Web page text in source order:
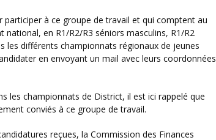
en R1/R2/R3 séniors masculins, R1/R2
les différents championnats régionaux de jeunes
en envoyant un mail avec leurs coordonnées
conviés à ce groupe de travail.